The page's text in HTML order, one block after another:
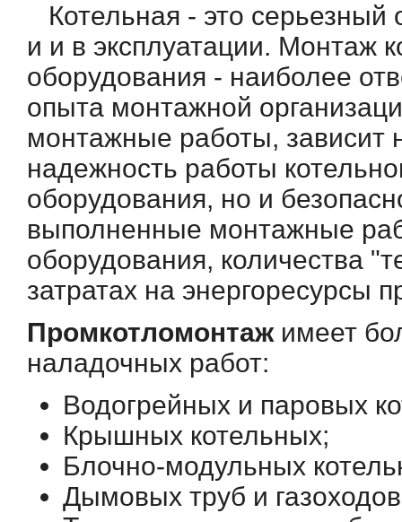
Котельная - это серьезный
и и в эксплуатации. Монтаж
оборудования - наиболее
опыта монтажной
монтажные работы, зависит
надежность работы
оборудования, но и
выполненные монтажные
оборудования, количества
затратах на энергоресурсы
Промкотломонтажимеет
наладочных работ:
Водогрейных и паровых
Крышных котельных;
Блочно-модульных
Дымовых труб и